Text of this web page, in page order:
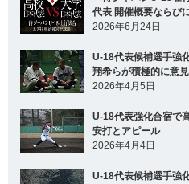
代表 開催概要ならび
2026年6月24日
U-18代表候補選手強
翔希らが積極的に意
2026年4月5日
U-18代表強化合宿で
安打とアピール
2026年4月4日
U-18代表候補選手強